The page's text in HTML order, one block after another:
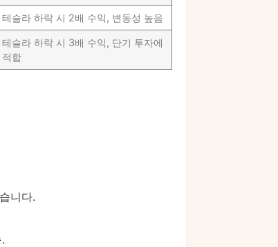
테슬라 하락 시 2배 수익, 변동성 높음
테슬라 하락 시 3배 수익, 단기 투자에
적합
니다.